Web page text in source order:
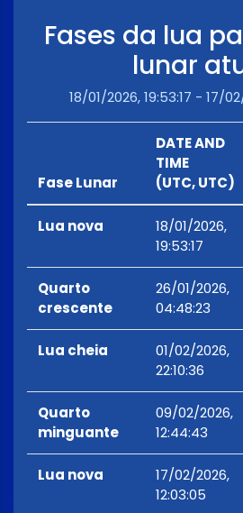
Fases da lua
lunar
18/01/2026, 19:53:17 - 17/
Fase Lunar
DATE AND
TIME
(UTC, UTC)
Lua nova
18/01/2026,
19:53:17
Quarto
crescente
26/01/2026,
04:48:23
Lua cheia
01/02/2026,
22:10:36
Quarto
minguante
09/02/2026,
12:44:43
Lua nova
17/02/2026,
12:03:05